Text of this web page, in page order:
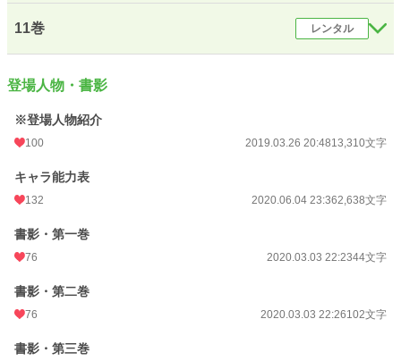
11巻 レンタル
登場人物・書影
※登場人物紹介
100 2019.03.26 20:4813,310文字
キャラ能力表
132 2020.06.04 23:362,638文字
書影・第一巻
76 2020.03.03 22:2344文字
書影・第二巻
76 2020.03.03 22:26102文字
書影・第三巻